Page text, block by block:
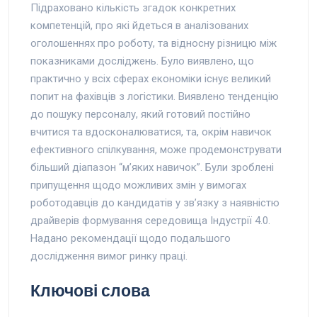
Підраховано кількість згадок конкретних
компетенцій, про які йдеться в аналізованих
оголошеннях про роботу, та відносну різницю між
показниками досліджень. Було виявлено, що
практично у всіх сферах економіки існує великий
попит на фахівців з логістики. Виявлено тенденцію
до пошуку персоналу, який готовий постійно
вчитися та вдосконалюватися, та, окрім навичок
ефективного спілкування, може продемонструвати
більший діапазон “м’яких навичок”. Були зроблені
припущення щодо можливих змін у вимогах
роботодавців до кандидатів у зв’язку з наявністю
драйверів формування середовища Індустрії 4.0.
Надано рекомендації щодо подальшого
дослідження вимог ринку праці.
Ключові слова